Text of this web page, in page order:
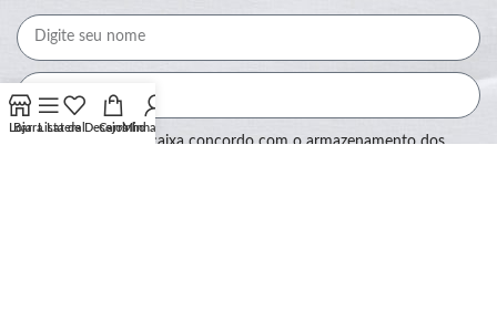
Ao marcar essa caixa concordo com o armazenamento dos
Loja
Barra Lateral
Lista de Desejos
CarrinhoMinha conta